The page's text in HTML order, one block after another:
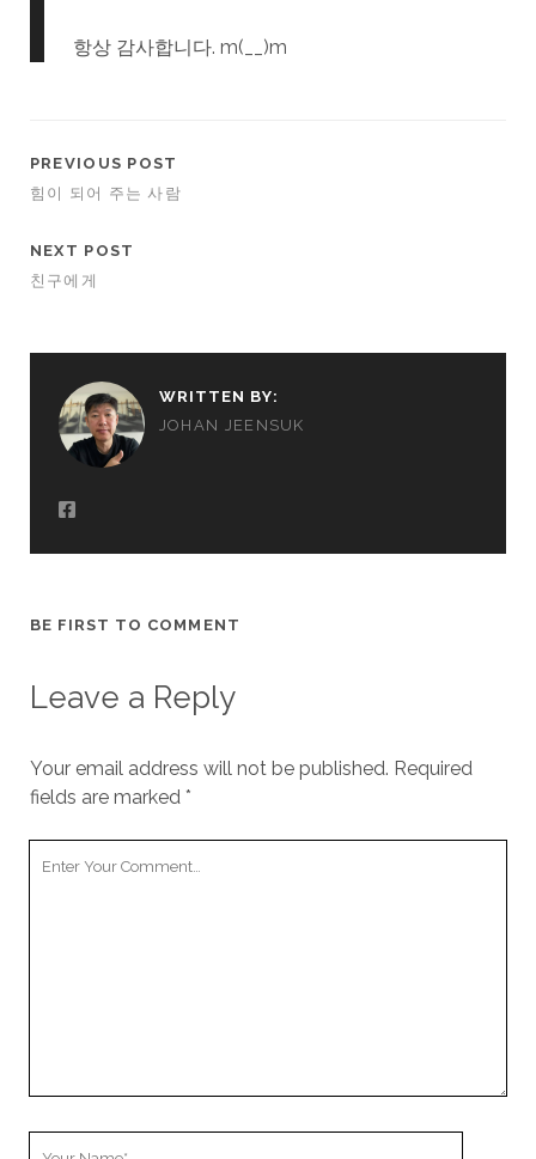
항상 감사합니다. m(__)m
PREVIOUS POST
힘이 되어 주는 사람
NEXT POST
친구에게
WRITTEN BY:
JOHAN JEENSUK
BE FIRST TO COMMENT
Leave a Reply
Your email address will not be published. Required
fields are marked *